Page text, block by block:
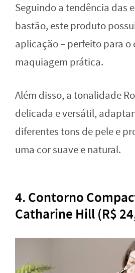
Seguindo a tendência das
bastão, este produto
aplicação – perfeito para o
maquiagem prática.
Além disso, a tonalidade
delicada e versátil,
diferentes tons de pele e
uma cor suave e natural.
4. Contorno
Catharine Hill (R$